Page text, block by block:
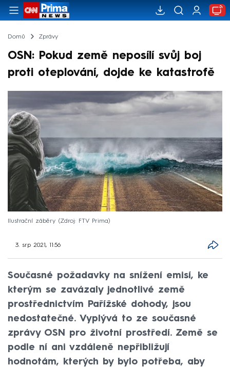
Domů Zprávy
OSN: Pokud země neposílí svůj boj
proti oteplování, dojde ke katastrofě
Ilustrační záběry Zdroj: FTV Prima
3. srp 2021, 11:56
Současné požadavky na snížení emisí, ke
kterým se zavázaly jednotlivé země
prostřednictvím Pařížské dohody, jsou
nedostatečné. Vyplývá to ze současné
zprávy OSN pro životní prostředí. Země se
podle ní ani vzdáleně nepřibližují
hodnotám, kterých by bylo potřeba, aby